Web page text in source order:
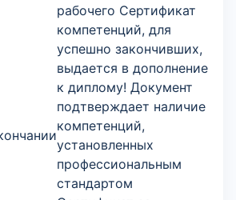
рабочего Сертификат
компетенций, для
успешно закончивших,
выдается в дополнение
к диплому! Документ
подтверждает наличие
компетенций,
установленных
профессиональным
стандартом